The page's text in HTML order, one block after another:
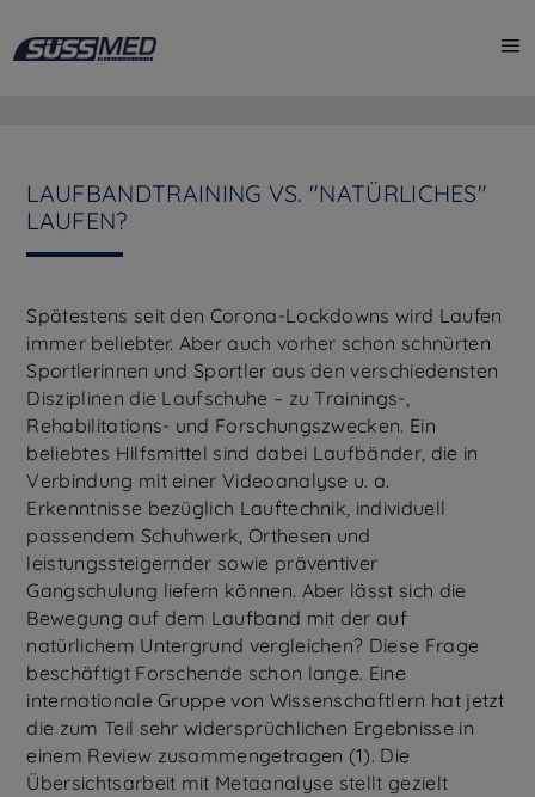
LAUFBANDTRAINING VS. "NATÜRLICHES"
LAUFEN?
Spätestens seit den Corona-Lockdowns wird Laufen
immer beliebter. Aber auch vorher schon schnürten
Sportlerinnen und Sportler aus den verschiedensten
Disziplinen die Laufschuhe – zu Trainings-,
Rehabilitations- und Forschungszwecken. Ein
beliebtes Hilfsmittel sind dabei Laufbänder, die in
Verbindung mit einer Videoanalyse u. a.
Erkenntnisse bezüglich Lauftechnik, individuell
passendem Schuhwerk, Orthesen und
leistungssteigernder sowie präventiver
Gangschulung liefern können. Aber lässt sich die
Bewegung auf dem Laufband mit der auf
natürlichem Untergrund vergleichen? Diese Frage
beschäftigt Forschende schon lange. Eine
internationale Gruppe von Wissenschaftlern hat jetzt
die zum Teil sehr widersprüchlichen Ergebnisse in
einem Review zusammengetragen (1). Die
Übersichtsarbeit mit Metaanalyse stellt gezielt